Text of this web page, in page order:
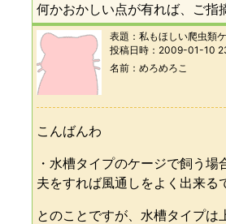
何かおかしい点が有れば、ご指
表題： 私もほしい爬虫類ケ
投稿日時： 2009-01-10
名前
めろめろこ
こんばんわ
・水槽タイプのケージで飼う場
夫をすれば風通しをよく出来る
とのことですが、水槽タイプは